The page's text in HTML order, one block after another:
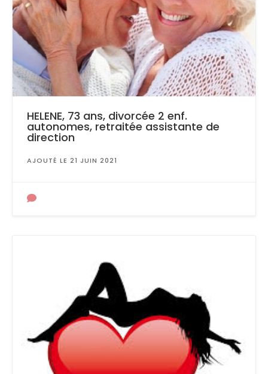
HELENE, 73 ans, divorcée 2 enf.
autonomes, retraitée assistante de
direction
AJOUTÉ LE 21 JUIN 2021